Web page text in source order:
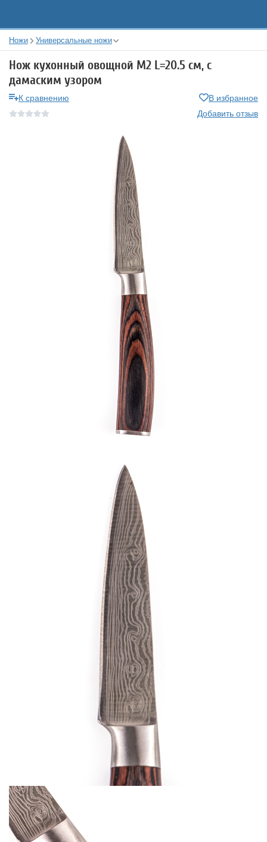
Ножи Универсальные ножи
Нож кухонный овощной М2 L=20.5 см, с
дамаским узором
К сравнению
В избранное
Добавить отзыв